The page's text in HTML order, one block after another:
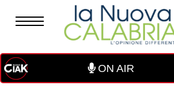
ON AIR